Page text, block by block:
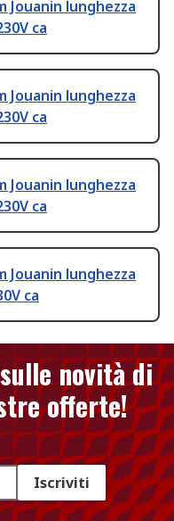
Jouanin lunghezza
ca
Jouanin lunghezza
ca
Jouanin lunghezza
ca
Jouanin lunghezza
ca
novità di
offerte!
Iscriviti